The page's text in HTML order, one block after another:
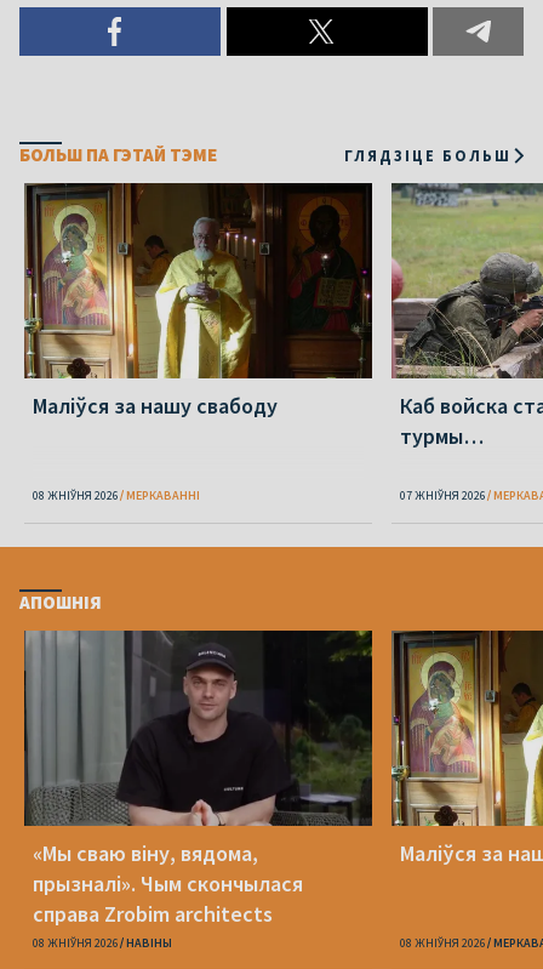
БОЛЬШ ПА ГЭТАЙ ТЭМЕ ГЛЯДЗІЦЕ БОЛЬШ
Маліўся за нашу свабоду
08 ЖНІЎНЯ 2026 МЕРКАВАННI
Каб войска
турмы…
07 ЖНІЎНЯ 2026
АПОШНІЯ
«Мы сваю віну, вядома,
прызналі». Чым скончылася
справа Zrobim architects
08 ЖНІЎНЯ 2026 НАВІНЫ
Маліўся за
08 ЖНІЎНЯ 2026